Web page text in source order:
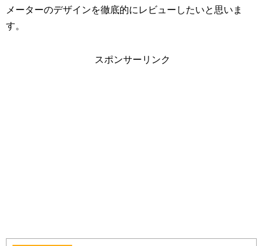
メーターのデザインを徹底的にレビューしたいと思いま
す。
スポンサーリンク